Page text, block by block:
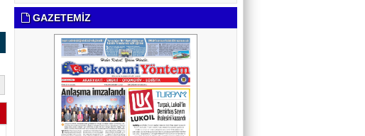
GAZETEMİZ